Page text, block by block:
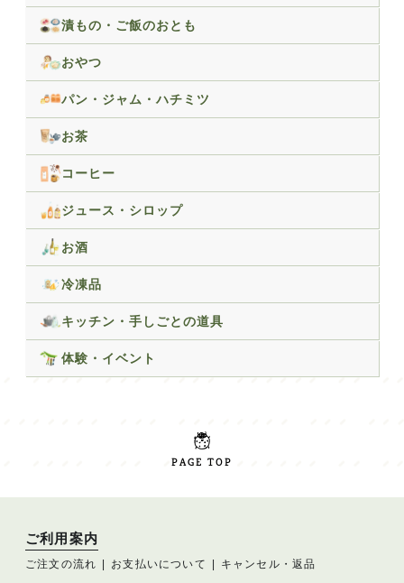
漬もの・ご飯のおとも
おやつ
パン・ジャム・ハチミツ
お茶
コーヒー
ジュース・シロップ
お酒
冷凍品
キッチン・手しごとの道具
体験・イベント
PAGE TOP
ご利用案内
ご注文の流れ お支払いについて キャンセル・返品